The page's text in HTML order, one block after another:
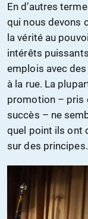
En d’autres
qui nous devons
la vérité au
intérêts
emplois avec
à la rue. La
promotion – pris
succès – ne
quel point ils ont
sur des principes.